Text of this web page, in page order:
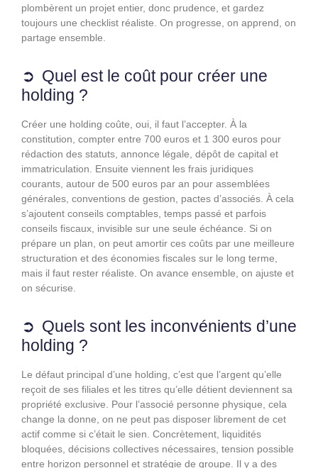
plombèrent un projet entier, donc prudence, et gardez
toujours une checklist réaliste. On progresse, on apprend, on
partage ensemble.
Quel est le coût pour créer une
holding ?
Créer une holding coûte, oui, il faut l’accepter. À la
constitution, compter entre 700 euros et 1 300 euros pour
rédaction des statuts, annonce légale, dépôt de capital et
immatriculation. Ensuite viennent les frais juridiques
courants, autour de 500 euros par an pour assemblées
générales, conventions de gestion, pactes d’associés. À cela
s’ajoutent conseils comptables, temps passé et parfois
conseils fiscaux, invisible sur une seule échéance. Si on
prépare un plan, on peut amortir ces coûts par une meilleure
structuration et des économies fiscales sur le long terme,
mais il faut rester réaliste. On avance ensemble, on ajuste et
on sécurise.
Quels sont les inconvénients d’une
holding ?
Le défaut principal d’une holding, c’est que l’argent qu’elle
reçoit de ses filiales et les titres qu’elle détient deviennent sa
propriété exclusive. Pour l’associé personne physique, cela
change la donne, on ne peut pas disposer librement de cet
actif comme si c’était le sien. Concrètement, liquidités
bloquées, décisions collectives nécessaires, tension possible
entre horizon personnel et stratégie de groupe. Il y a des